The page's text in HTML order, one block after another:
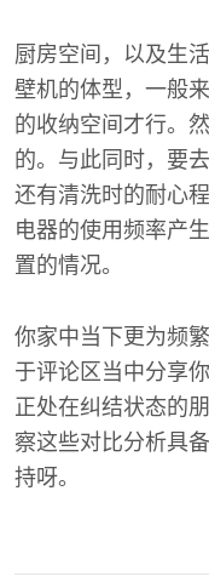
厨房空间，以及生
壁机的体型，一般
的收纳空间才行。
的。与此同时，要
还有清洗时的耐心
电器的使用频率产
置的情况。
你家中当下更为频
于评论区当中分享
正处在纠结状态的
察这些对比分析具
持呀。